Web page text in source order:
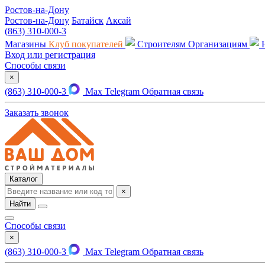
Ростов-на-Дону
Ростов-на-Дону Батайск Аксай
(863) 310-000-3
Магазины Клуб покупателей Строителям Организациям
Вход или регистрация
Способы связи
×
(863) 310-000-3 Max Telegram Обратная связь
Заказать звонок
Каталог
×
Найти
Способы связи
×
(863) 310-000-3 Max Telegram Обратная связь